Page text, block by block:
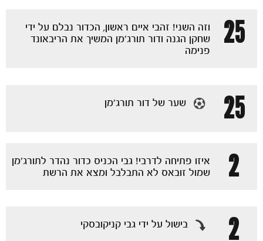
מכבי TV
25
וזה השני! זהבי איים ראשון, הכדור נבלם על ידי
שחקן הגנה ודור תורג׳מן המשיך את הריבאונד
פנימה
25 שער של דור תורג׳מן
2
איזו פתיחה לדרבי! גבי הכניס כדור נהדר לתורג׳מן
שמול זובאס לא התבלבל ומצא את הרשת
2 בישול על ידי גבי קניקובסקי